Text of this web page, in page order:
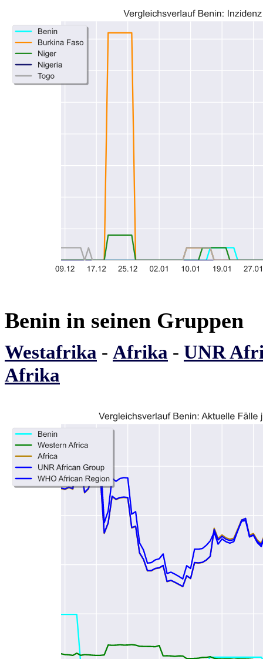
Benin in seinen Gruppen
Westafrika - Afrika - UNR
Afrika